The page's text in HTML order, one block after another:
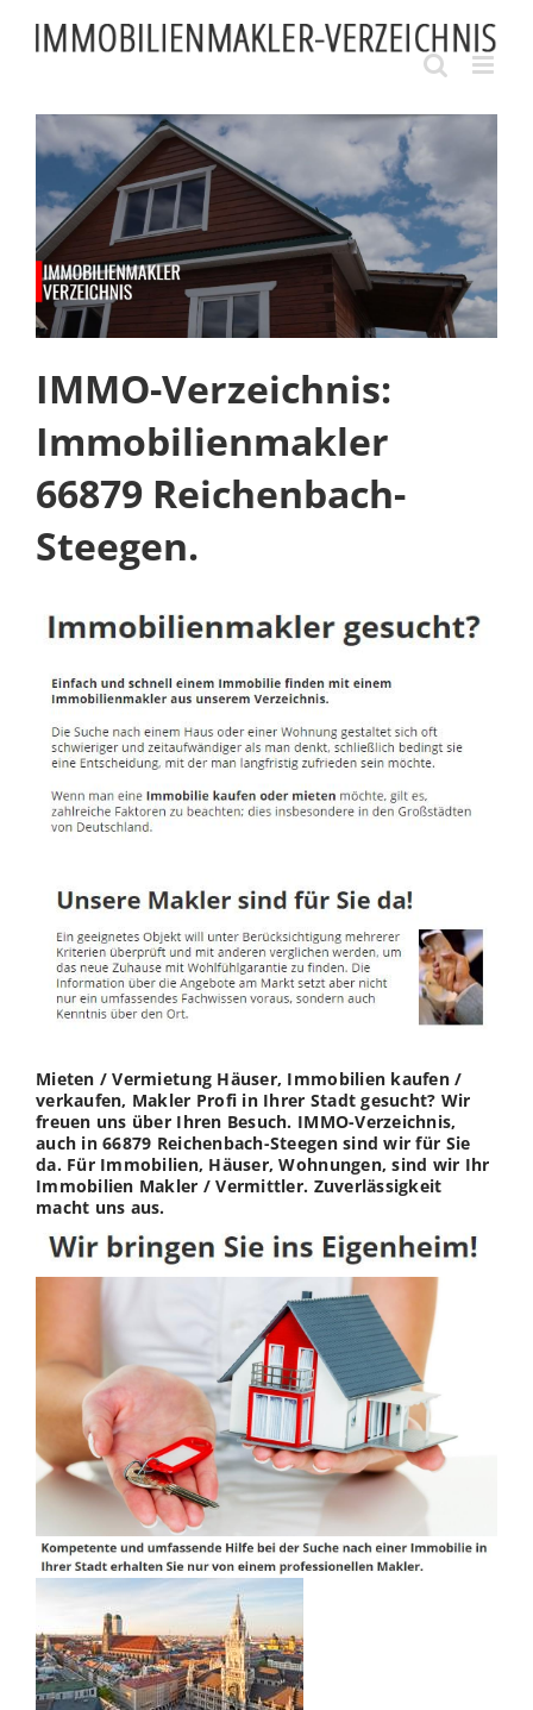
content
IMMO-Verzeichnis:
Immobilienmakler
66879 Reichenbach-
Steegen.
Mieten / Vermietung Häuser, Immobilien kaufen /
verkaufen, Makler Profi in Ihrer Stadt gesucht? Wir
freuen uns über Ihren Besuch. IMMO-Verzeichnis,
auch in 66879 Reichenbach-Steegen sind wir für Sie
da. Für Immobilien, Häuser, Wohnungen, sind wir Ihr
Immobilien Makler / Vermittler. Zuverlässigkeit
macht uns aus.